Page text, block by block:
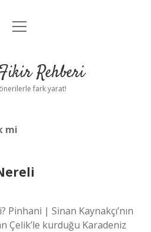
Politikası
Uyarı
menüyü
Rehberi
önerilerle fark yarat!
mi
Pinhani | Sinan Kaynakçı’nın
Çelik’le kurduğu Karadeniz